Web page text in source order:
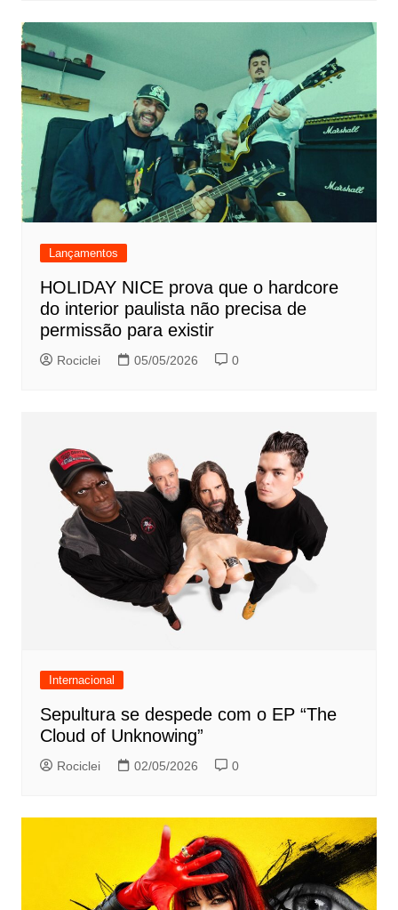
Lançamentos
HOLIDAY NICE prova que o hardcore
do interior paulista não precisa de
permissão para existir
Rociclei 05/05/2026 0
Internacional
Sepultura se despede com o EP “The
Cloud of Unknowing”
Rociclei 02/05/2026 0